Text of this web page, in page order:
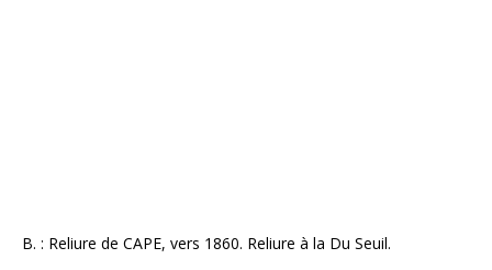
B. : Reliure de CAPE, vers 1860. Reliure à la Du Seuil.